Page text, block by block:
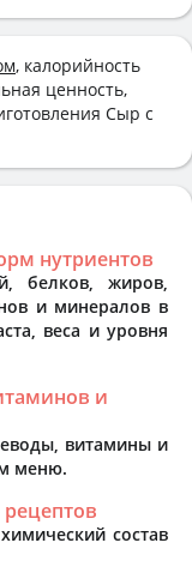
, калорийность
ценность,
Сыр с
нутриентов
белков, жиров,
и минералов в
веса и уровня
и
витамины и
меню.
состав